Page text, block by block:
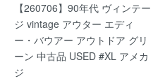
【260706】90年代 ヴィンテー
ジ vintage アウター エディ
ー・バウアー アウトドア グリ
ーン 中古品 USED #XL アメカ
ジ